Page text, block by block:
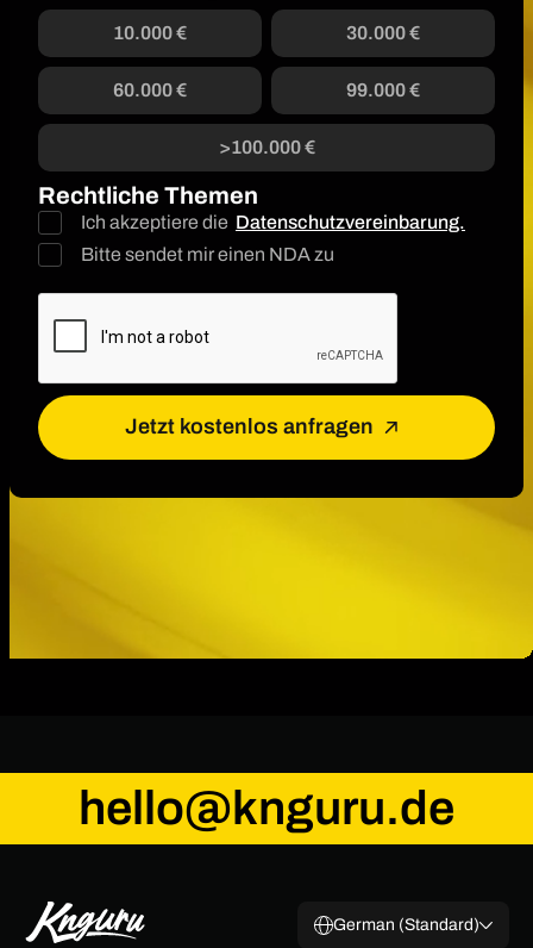
10.000 € 30.000 €
60.000 € 99.000 €
>100.000 €
Rechtliche Themen
Ich akzeptiere die Datenschutzvereinbarung.
Bitte sendet mir einen NDA zu
Jetzt kostenlos anfragen
hello@knguru.de
German (Standard)